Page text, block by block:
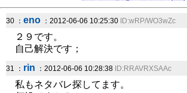
30 ： eno ：2012-06-06 10:25:30 ID:wRP/WO3wZc
２９です。
自己解決です；
31 ： rin ：2012-06-06 10:28:38 ID:RRAVRXSAAc
私もネタバレ探してます。